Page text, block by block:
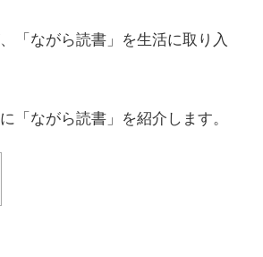
「ながら読書」を生活に取り入
「ながら読書」を紹介します。